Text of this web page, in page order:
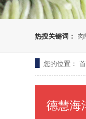
热搜关键词：
您的位置：
德慧海